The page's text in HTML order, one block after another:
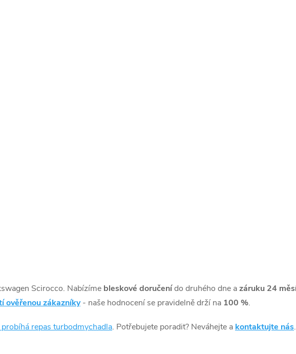
Scirocco. Nabízíme bleskové doručenído druhého dne azáruku 24
ověřenou zákazníky - naše hodnocení se pravidelně drží na 100 %.
probíhá repas turbodmychadla. Potřebujete poradit? Neváhejte a kontaktujte nás.